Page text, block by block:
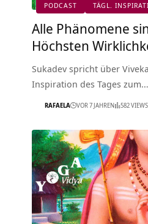
PODCAST TÄGL.
Alle Phänomene
Höchsten
Sukadev spricht über
Inspiration des Tages zum…
RAFAELA VOR 7 JAHREN 582 VIEWS